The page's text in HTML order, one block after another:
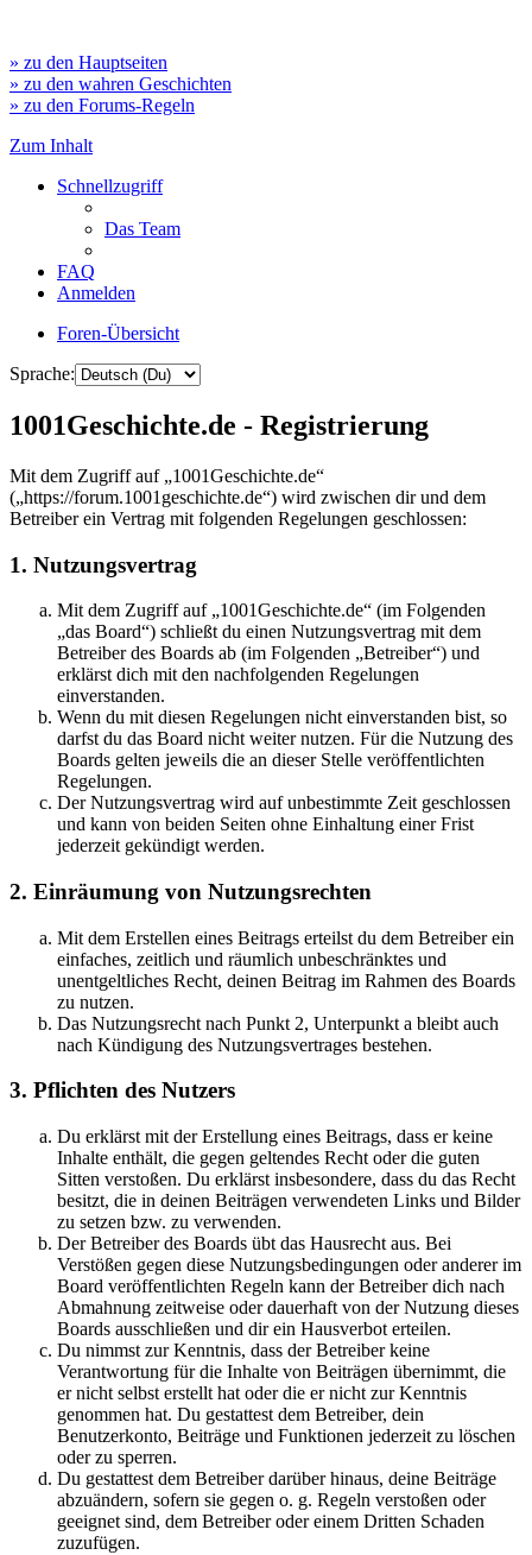
» zu den Hauptseiten
» zu den wahren Geschichten
» zu den Forums-Regeln
Zum Inhalt
Schnellzugriff
Das Team
FAQ
Anmelden
Foren-Übersicht
Sprache:
1001Geschichte.de - Registrierung
Mit dem Zugriff auf „1001Geschichte.de“
(„https://forum.1001geschichte.de“) wird zwischen dir und dem
Betreiber ein Vertrag mit folgenden Regelungen geschlossen:
1. Nutzungsvertrag
Mit dem Zugriff auf „1001Geschichte.de“ (im Folgenden
„das Board“) schließt du einen Nutzungsvertrag mit dem
Betreiber des Boards ab (im Folgenden „Betreiber“) und
erklärst dich mit den nachfolgenden Regelungen
einverstanden.
Wenn du mit diesen Regelungen nicht einverstanden bist, so
darfst du das Board nicht weiter nutzen. Für die Nutzung des
Boards gelten jeweils die an dieser Stelle veröffentlichten
Regelungen.
Der Nutzungsvertrag wird auf unbestimmte Zeit geschlossen
und kann von beiden Seiten ohne Einhaltung einer Frist
jederzeit gekündigt werden.
2. Einräumung von Nutzungsrechten
Mit dem Erstellen eines Beitrags erteilst du dem Betreiber ein
einfaches, zeitlich und räumlich unbeschränktes und
unentgeltliches Recht, deinen Beitrag im Rahmen des Boards
zu nutzen.
Das Nutzungsrecht nach Punkt 2, Unterpunkt a bleibt auch
nach Kündigung des Nutzungsvertrages bestehen.
3. Pflichten des Nutzers
Du erklärst mit der Erstellung eines Beitrags, dass er keine
Inhalte enthält, die gegen geltendes Recht oder die guten
Sitten verstoßen. Du erklärst insbesondere, dass du das Recht
besitzt, die in deinen Beiträgen verwendeten Links und Bilder
zu setzen bzw. zu verwenden.
Der Betreiber des Boards übt das Hausrecht aus. Bei
Verstößen gegen diese Nutzungsbedingungen oder anderer im
Board veröffentlichten Regeln kann der Betreiber dich nach
Abmahnung zeitweise oder dauerhaft von der Nutzung dieses
Boards ausschließen und dir ein Hausverbot erteilen.
Du nimmst zur Kenntnis, dass der Betreiber keine
Verantwortung für die Inhalte von Beiträgen übernimmt, die
er nicht selbst erstellt hat oder die er nicht zur Kenntnis
genommen hat. Du gestattest dem Betreiber, dein
Benutzerkonto, Beiträge und Funktionen jederzeit zu löschen
oder zu sperren.
Du gestattest dem Betreiber darüber hinaus, deine Beiträge
abzuändern, sofern sie gegen o. g. Regeln verstoßen oder
geeignet sind, dem Betreiber oder einem Dritten Schaden
zuzufügen.